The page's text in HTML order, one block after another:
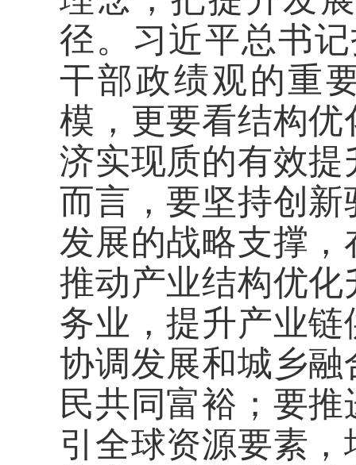
径。习近平总书
干部政绩观的重
模，更要看结构
济实现质的有效
而言，要坚持创
发展的战略支撑
推动产业结构优
务业，提升产业
协调发展和城乡
民共同富裕；要
引全球资源要素